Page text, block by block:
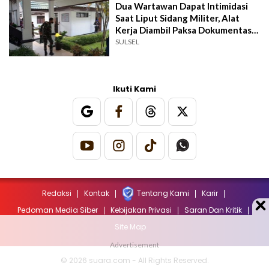
Dua Wartawan Dapat Intimidasi
Saat Liput Sidang Militer, Alat
Kerja Diambil Paksa Dokumentasi
Dihapus
SULSEL
Ikuti Kami
Redaksi Kontak Tentang Kami
Karir
Pedoman Media Siber
Kebijakan Privasi
Saran Dan Kritik
Site Map
© 2026 suara.com - All Rights Reserved.